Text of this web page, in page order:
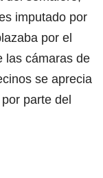
imputado por
por el
las cámaras de
se aprecia
parte del